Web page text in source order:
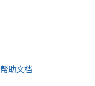
帮助文档